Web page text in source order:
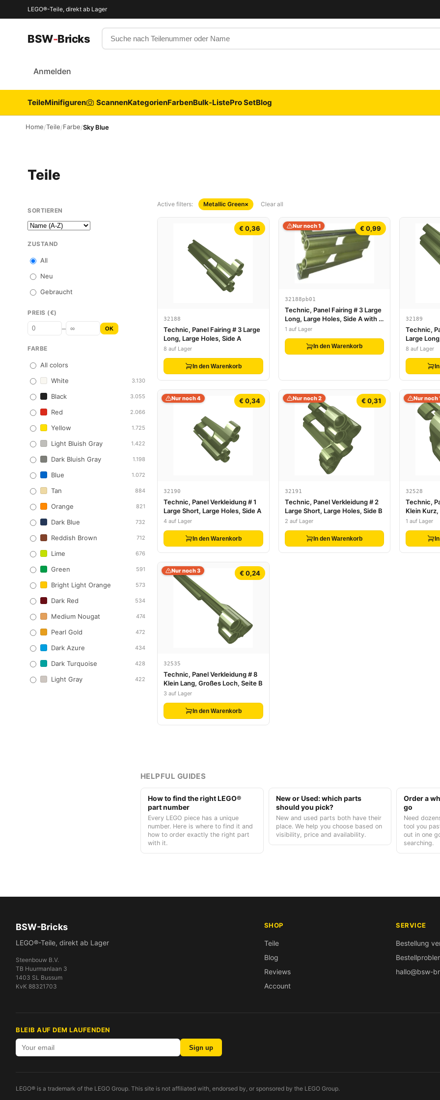
LEGO®-Teile, direkt ab Lager
BSW-Bricks Suche nach Teilenummer oder Name
Anmelden
TeileMinifiguren ScannenKategorienFarbenBulk-ListePro SetBlog
Home/Teile/Farbe/Sky Blue
Teile
SORTIEREN
ZUSTAND
All
Neu
Gebraucht
PREIS (€)
– OK
FARBE
All colors
White
3.130
Black 3.055
Red 2.066
Yellow 1.725
Light Bluish Gray 1.422
Dark Bluish Gray 1.198
Blue 1.072
Tan 884
Orange 821
Dark Blue 732
Reddish Brown 712
Lime 676
Green 591
Bright Light Orange 573
Dark Red 534
Medium Nougat 474
Pearl Gold 472
Dark Azure 434
Dark Turquoise 428
Light Gray 422
Active filters: Metallic Green× Clear all
€ 0,36
32188
Technic, Panel Fairing # 3 Large
Long, Large Holes, Side A
8 auf Lager
In den Warenkorb
€ 0,99
Nur noch 1
32188pb01
Technic, Panel Fairing # 3 Large
Long, Large Holes, Side A with '4
x 4' Pattern (Sticker) - Set 8466
1 auf Lager
In den Warenkorb
32189
Technic,
Large
8 auf Lager
€ 0,34
Nur noch 4
32190
Technic, Panel Verkleidung # 1
Large Short, Large Holes, Side A
4 auf Lager
In den Warenkorb
€ 0,31
Nur noch 2
32191
Technic, Panel Verkleidung # 2
Large Short, Large Holes, Side B
2 auf Lager
In den Warenkorb
Nur noch
32528
Technic,
Klein
1 auf Lager
€ 0,24
Nur noch 3
32535
Technic, Panel Verkleidung # 8
Klein Lang, Großes Loch, Seite B
3 auf Lager
In den Warenkorb
HELPFUL GUIDES
How to find the right LEGO®
part number
Every LEGO piece has a unique
number. Here is where to find it and
how to order exactly the right part
with it.
New or Used: which parts
should you pick?
New and used parts both have their
place. We help you choose based on
visibility, price and availability.
Order a
go
Need
tool you
out in one
searching.
BSW-Bricks
LEGO®-Teile, direkt ab Lager
Steenbouw B.V.
TB Huurmanlaan 3
1403 SL Bussum
KvK 88321703
SHOP
Teile
Blog
Reviews
Account
SERVICE
Bestellung
hallo@bsw-
BLEIB AUF DEM LAUFENDEN
Sign up
LEGO® is a trademark of the LEGO Group. This site is not affiliated with, endorsed by, or sponsored by the LEGO Group.